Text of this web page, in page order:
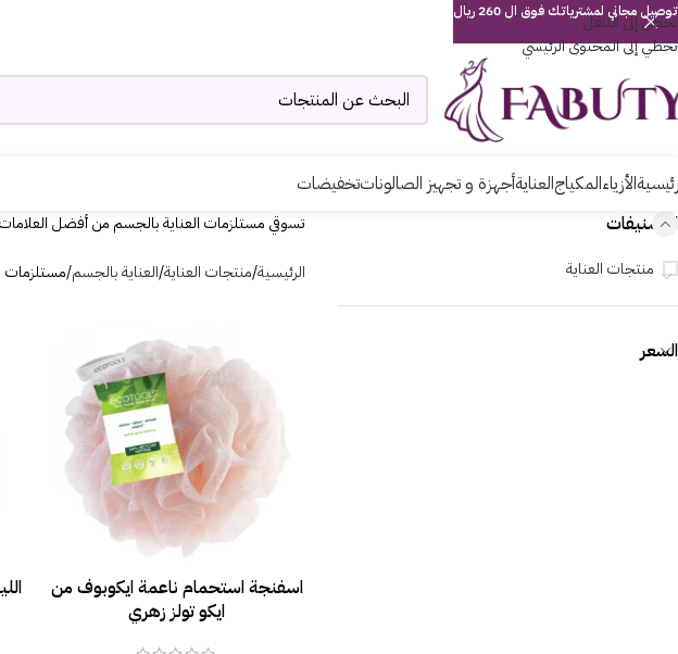
تخطي إلى التنقل
تخطي إلى المحتوى الرئيسي
الأزياءالمكياجالعنايةأجهزة و تجهيز الصالوناتتخفيضات
التصنيفات
منتجات العناية
السعر
تسوقي مستلزمات العناية بالجسم من أفضل
الرئيسية منتجات العناية العناية بالجسم مستلزمات
اسفنجة استحمام ناعمة ايكوبوف من
ايكو تولز زهري
توصيل مجاني لمشترياتك فوق ال 260 ريال